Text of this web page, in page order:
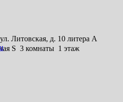
Литовская, д. 10 литера А
S 3 комнаты 1 этаж